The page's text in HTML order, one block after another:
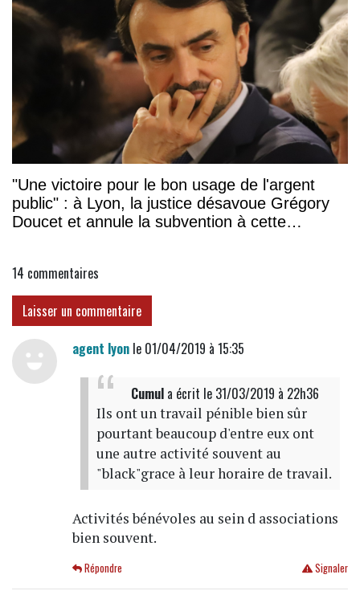
"Une victoire pour le bon usage de l'argent
public" : à Lyon, la justice désavoue Grégory
Doucet et annule la subvention à cette
14 commentaires
Laisser un commentaire
agent lyonle 01/04/2019 à 15:35
Cumula écrit le 31/03/2019 à 22h36
Ils ont un travail pénible bien sûr
pourtant beaucoup d'entre eux ont
une autre activité souvent au
"black"grace à leur horaire de travail.
Activités bénévoles au sein d associations
bien souvent.
Signaler
Répondre